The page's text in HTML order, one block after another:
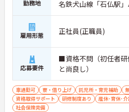
す。
ます。年間休日も114日確保されている
なく長期的なキャリアを築いていただけ
・全施設がバリアフリー設計かつ最新
おり、清潔感にあふれた美しい環境で
に加え、ソフト面でも「献立の事前決
備」により現場の負担が大幅に軽減され
ご利用者様の安全性はもちろん、働く
っても身体的負担が少なく、高いモチ
保って業務に集中できます。
勤務地
名鉄犬山線「石仏駅
雇用形態 正社員(正職員)
応募要件
■資格不問（初任者研
と尚良し）
車通勤可 寮・借り上げ 託児所・育児補助
資格取得サポート
研修制度あり
産休･育休･
社会保険完備